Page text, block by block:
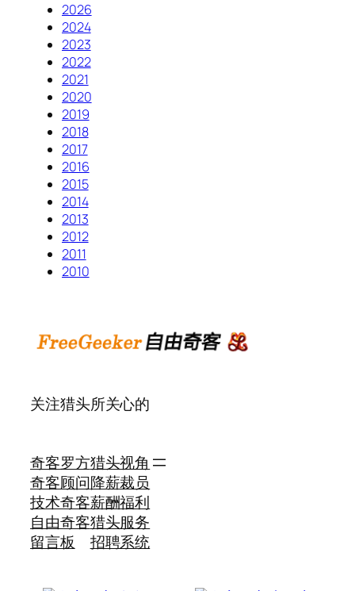
2026
2024
2023
2022
2021
2020
2019
2018
2017
2016
2015
2014
2013
2012
2011
2010
关注猎头所关心的
奇客罗方
奇客顾问
技术奇客
自由奇客
留言板
猎头视角
降薪裁员
薪酬福利
猎头服务
招聘系统